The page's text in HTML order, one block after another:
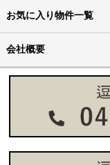
お気に入り物件一覧
会社概要